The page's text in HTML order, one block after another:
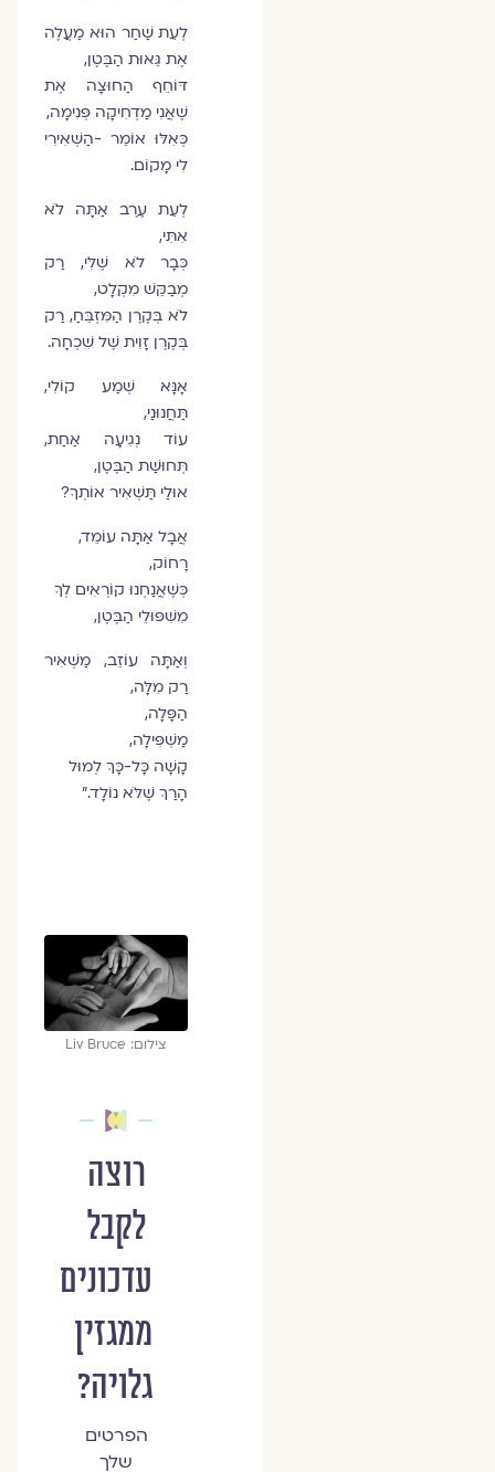
לְעֵת שַׁחַר הוּא מַעֲלֶה
אֶת גֵּאוּת הַבֶּטֶן,
דּוֹחֵף הַחוּצָה אֶת
שֶׁאֲנִי מַדְחִיקָה פְּנִימָה,
כְּאִלּוּ אוֹמֵר -הַשְׁאִירִי
לִי מָקוֹם.
לְעֵת עֶרֶב אַתָּה לֹא
אִתִּי,
כְּבָר לֹא שֶׁלִּי, רַק
מְבַקֵּשׁ מִקְלָט,
לֹא בְּקֶרֶן הַמִּזְבֵּחַ, רַק
בְּקֶרֶן זָוִית שֶׁל שִׁכְחָה.
אָנָּא שְׁמַע קוֹלִי,
תַּחֲנוּנַי,
עוֹד נְגִיעָה אַחַת,
תְּחוּשַׁת הַבֶּטֶן,
אוּלַי תַּשְׁאִיר אוֹתְךָ?
אֲבָל אַתָּה עוֹמֵד,
רָחוֹק,
כְּשֶׁאֲנַחְנוּ קוֹרְאִים לְךָ
מִשִּׁפּוּלֵי הַבֶּטֶן,
וְאַתָּה עוֹזֵב, מַשְׁאִיר
רַק מִלָּה,
הַפָּלָה,
מַשְׁפִּילָה,
קָשָׁה כָּל-כָּךְ לְמוּל
הָרַךְ שֶׁלֹּא נוֹלָד.”
צילום: Liv Bruce
רוצה
לקבל
עדכונים
ממגזין
גלויה?
הפרטים
שלך